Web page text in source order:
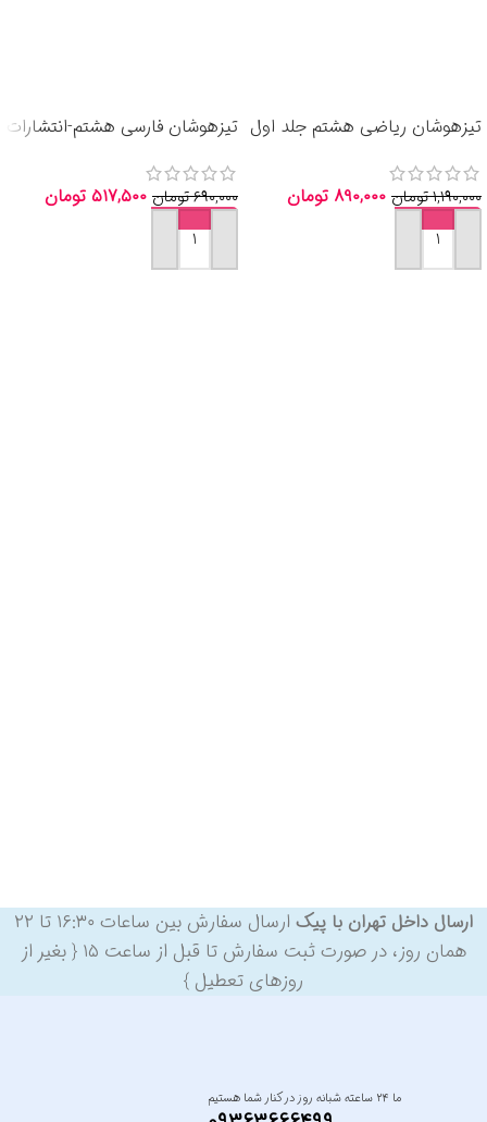
تیزهوشان ریاضی هشتم جلد اول
۱,۱۹۰,۰۰۰تومان ۸۹۰,۰۰۰ تومان
افزودن به سبد خرید
تیزهوشان فارسی هشتم-انتشارات
۶۹۰,۰۰۰تومان ۵۱۷,۵۰۰ تومان
افزودن به سبد خرید
ارسال داخل تهران با پیک
ارسال سفارش بین ساعات ۱۶:۳۰ تا ۲۲
همان روز، در صورت ثبت سفارش تا قبل از ساعت ۱۵ { بغیر از
روزهای تعطیل }
ما ۲۴ ساعته شبانه روز در کنار شما هستیم